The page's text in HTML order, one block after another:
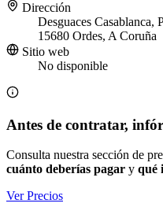
Dirección
Desguaces Casablanca,
15680 Ordes, A Coruña
Sitio web
No disponible
Antes de contratar,
Consulta nuestra sección de
cuánto deberías pagar y qué
Ver Precios